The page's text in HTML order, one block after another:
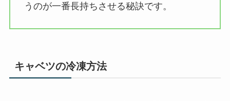
うのが一番長持ちさせる秘訣です。
キャベツの冷凍方法